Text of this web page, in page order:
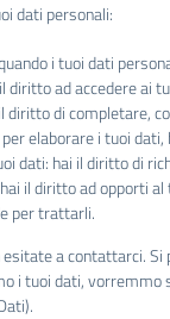
dati personali:
i tuoi dati
diritto ad accedere ai
di completare,
elaborare i tuoi
dati: hai il diritto di
il diritto ad opporti
per trattarli.
a contattarci.
i tuoi dati,